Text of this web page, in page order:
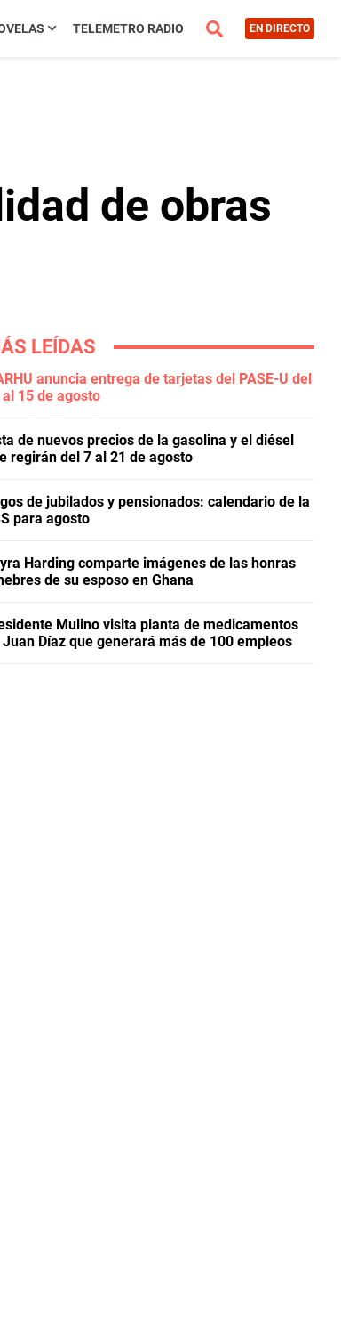
TELEMETRO RADIO EN DIRECTO
de obras
LEÍDAS
anuncia entrega de tarjetas del PASE-U del
al 15 de agosto
de nuevos precios de la gasolina y el diésel
regirán del 7 al 21 de agosto
de jubilados y pensionados: calendario de la
para agosto
Harding comparte imágenes de las honras
de su esposo en Ghana
Mulino visita planta de medicamentos
Juan Díaz que generará más de 100 empleos